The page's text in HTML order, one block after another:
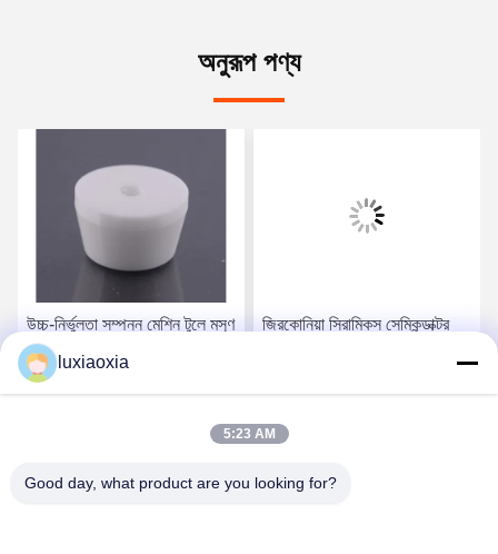
অনুরূপ পণ্য
উচ্চ-নির্ভুলতা সম্পন্ন মেশিন টুলে মসৃণ
এবং নির্ভুল গতির জন্য সুক্ষ্মভাবে তৈরি
জিরকোনিয়া সিরামিক
জিরকোনিয়া সিরামিকস সেমিকন্ডাক্টর
luxiaoxia
5:23 AM
Good day, what product are you looking for?